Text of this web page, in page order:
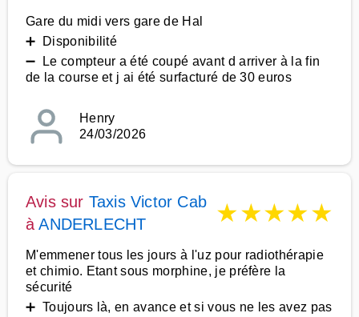
Gare du midi vers gare de Hal
➕ Disponibilité
➖ Le compteur a été coupé avant d arriver à la fin
de la course et j ai été surfacturé de 30 euros
Henry
24/03/2026
Avis sur Taxis Victor Cab
àANDERLECHT ★★★★★
M'emmener tous les jours à l'uz pour radiothérapie
et chimio. Etant sous morphine, je préfère la
sécurité
➕ Toujours là, en avance et si vous ne les avez pas